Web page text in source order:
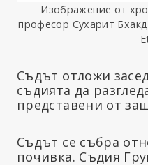
Изображение от
професор Сухарит
Съдът отложи
съдията да
представени от
Съдът се събра
почивка. Съдия